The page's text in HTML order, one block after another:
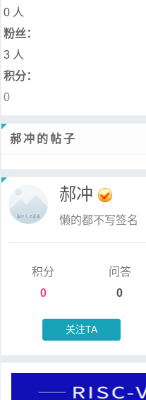
0 人
粉丝：
3 人
积分：
0
郝冲的帖子
郝冲
懒的都不写签名
积分
0
问答
0
关注TA